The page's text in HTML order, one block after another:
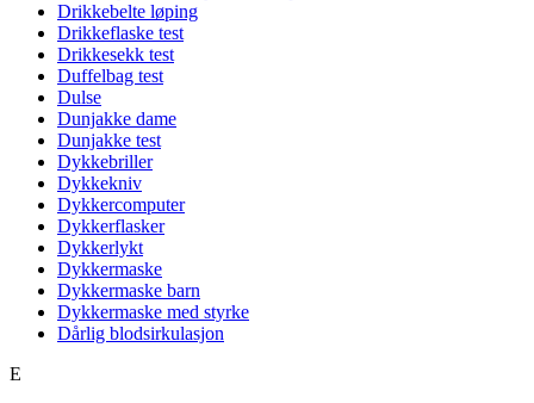
Drikkebelte løping
Drikkeflaske test
Drikkesekk test
Duffelbag test
Dulse
Dunjakke dame
Dunjakke test
Dykkebriller
Dykkekniv
Dykkercomputer
Dykkerflasker
Dykkerlykt
Dykkermaske
Dykkermaske barn
Dykkermaske med styrke
Dårlig blodsirkulasjon
E